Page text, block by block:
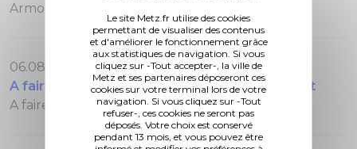
Le site Metz.fr utilise des cookies
permettant de visualiser des contenus
et d'améliorer le fonctionnement grâce
aux statistiques de navigation. Si vous
cliquez sur -Tout accepter-, la ville de
Metz et ses partenaires déposeront ces
cookies sur votre terminal lors de votre
navigation. Si vous cliquez sur -Tout
refuser-, ces cookies ne seront pas
déposés. Votre choix est conservé
pendant 13 mois, et vous pouvez être
Armoisières.
06.08.2026 -
A l'agenda
A faire, à voir ce week-end du 7 août au 9 août
A faire, à voir ce week-end du 7 août au 9 août.